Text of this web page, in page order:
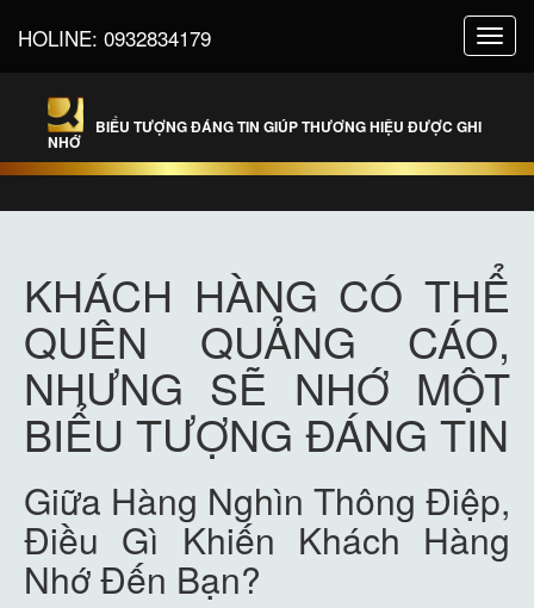
HOLINE: 0932834179
BIỂU TƯỢNG ĐÁNG TIN GIÚP THƯƠNG HIỆU ĐƯỢC GHI
NHỚ
KHÁCH HÀNG CÓ THỂ
QUÊN QUẢNG CÁO,
NHƯNG SẼ NHỚ MỘT
BIỂU TƯỢNG ĐÁNG TIN
Giữa Hàng Nghìn Thông Điệp,
Điều Gì Khiến Khách Hàng
Nhớ Đến Bạn?